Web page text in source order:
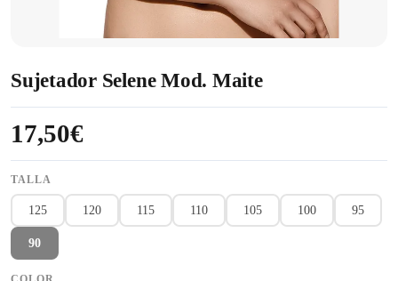
Sujetador Selene Mod. Maite
17,50€
TALLA
125 120 115 110 105 100 95
90